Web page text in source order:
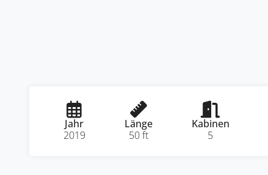
Jahr
2019
Länge
50 ft
Kabinen
5